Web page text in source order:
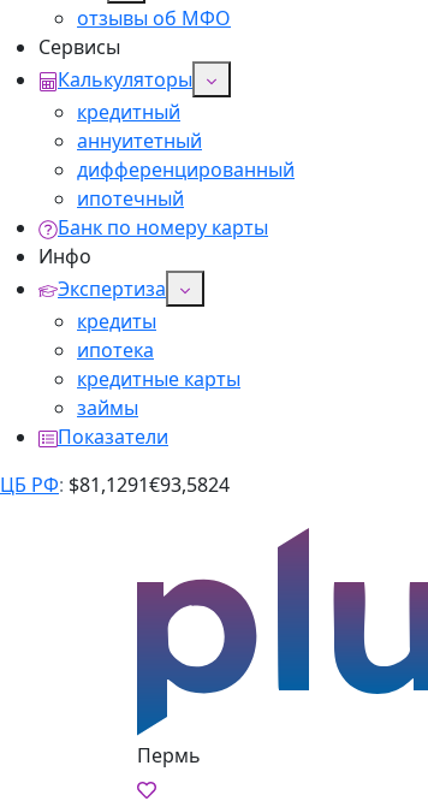
отзывы об МФО
Сервисы
Калькуляторы
кредитный
аннуитетный
дифференцированный
ипотечный
Банк по номеру карты
Инфо
Экспертиза
кредиты
ипотека
кредитные карты
займы
Показатели
ЦБ РФ: $81,1291€93,5824
Пермь